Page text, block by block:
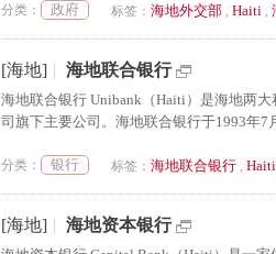
分类： 政府 标签： 海地外交部 , Haiti ,
[海地] | 海地联合银行
海地联合银行 Unibank（Haiti）是海地两
司旗下主要公司。海地联合银行于1993年
分类： 银行 标签： 海地联合银行 , Haiti
[海地] | 海地资本银行